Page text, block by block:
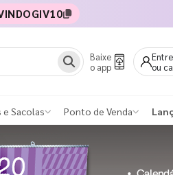
Baixe
o app
Entre
ou
e Sacolas Ponto de Venda